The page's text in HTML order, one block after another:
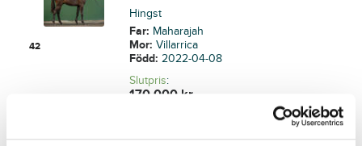
42
Hingst
Far: Maharajah
Mor:Villarrica
Född:2022-04-08
Slutpris:
170 000 kr